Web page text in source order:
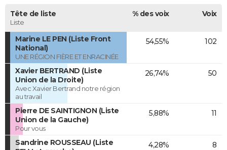
Tête de liste
Liste
% des voix Voix
Marine LE PEN (Liste Front
National)
UNE RÉGION FIÈRE ET ENRACINÉE
54,55% 102
Xavier BERTRAND (Liste
Union de la Droite)
Avec Xavier Bertrand notre région
au travail
26,74% 50
Pierre DE SAINTIGNON (Liste
Union de la Gauche)
Pour vous
5,88% 11
Sandrine ROUSSEAU (Liste
4,28% 8